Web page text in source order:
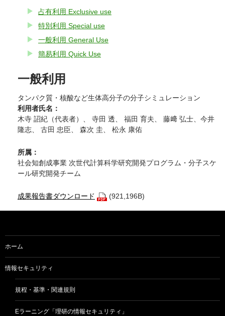
占有利用 Exclusive use
特別利用 Special use
一般利用 General Use
簡易利用 Quick Use
一般利用
タンパク質・核酸など生体高分子の分子シミュレーション
利用者氏名：
木寺 詔紀（代表者）、 寺田 透、 福田 育夫、 藤﨑 弘士、今井
隆志、 古田 忠臣、 森次 圭、 松永 康佑
所属：
社会知創成事業 次世代計算科学研究開発プログラム・分子スケ
ール研究開発チーム
成果報告書ダウンロード (921,196B)
ホーム
情報セキュリティ
規程・基準・関連規則
Eラーニング「理研の情報セキュリティ」